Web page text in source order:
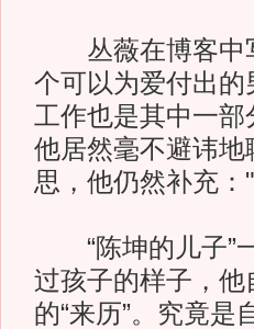
丛薇在博客中写
个可以为爱付出
工作也是其中一
他居然毫不避讳
思，他仍然补充：
“陈坤的儿子”一
过孩子的样子，
的“来历”。究竟